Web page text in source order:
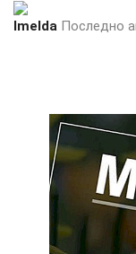
Imelda Последно